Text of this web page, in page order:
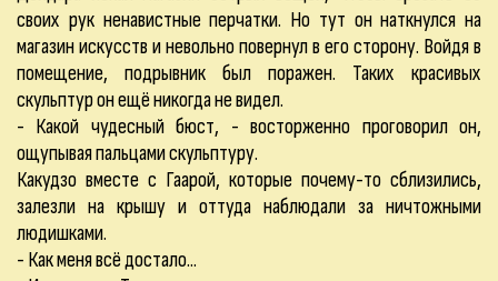
своих рук ненавистные перчатки. Но тут он наткнулся на
магазин искусств и невольно повернул в его сторону. Войдя в
помещение, подрывник был поражен. Таких красивых
скульптур он ещё никогда не видел.
- Какой чудесный бюст, - восторженно проговорил он,
ощупывая пальцами скульптуру.
Какудзо вместе с Гаарой, которые почему-то сблизились,
залезли на крышу и оттуда наблюдали за ничтожными
людишками.
- Как меня всё достало...